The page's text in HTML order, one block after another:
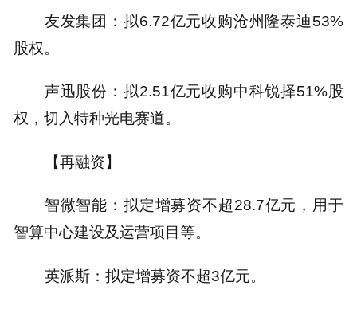
友发集团：拟6.72亿元收购沧州隆泰迪53%
股权。
声迅股份：拟2.51亿元收购中科锐择51%股
权，切入特种光电赛道。
【再融资】
智微智能：拟定增募资不超28.7亿元，用于
智算中心建设及运营项目等。
英派斯：拟定增募资不超3亿元。